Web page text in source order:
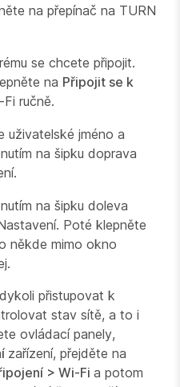
na přepínač na TURN
se chcete připojit.
na Připojit se k
ručně.
uživatelské jméno a
na šipku doprava
na šipku doleva
Poté klepněte
někde mimo okno
přistupovat k
stav sítě, a to i
ovládací panely,
zařízení, přejděte na
> Wi-Fi a potom